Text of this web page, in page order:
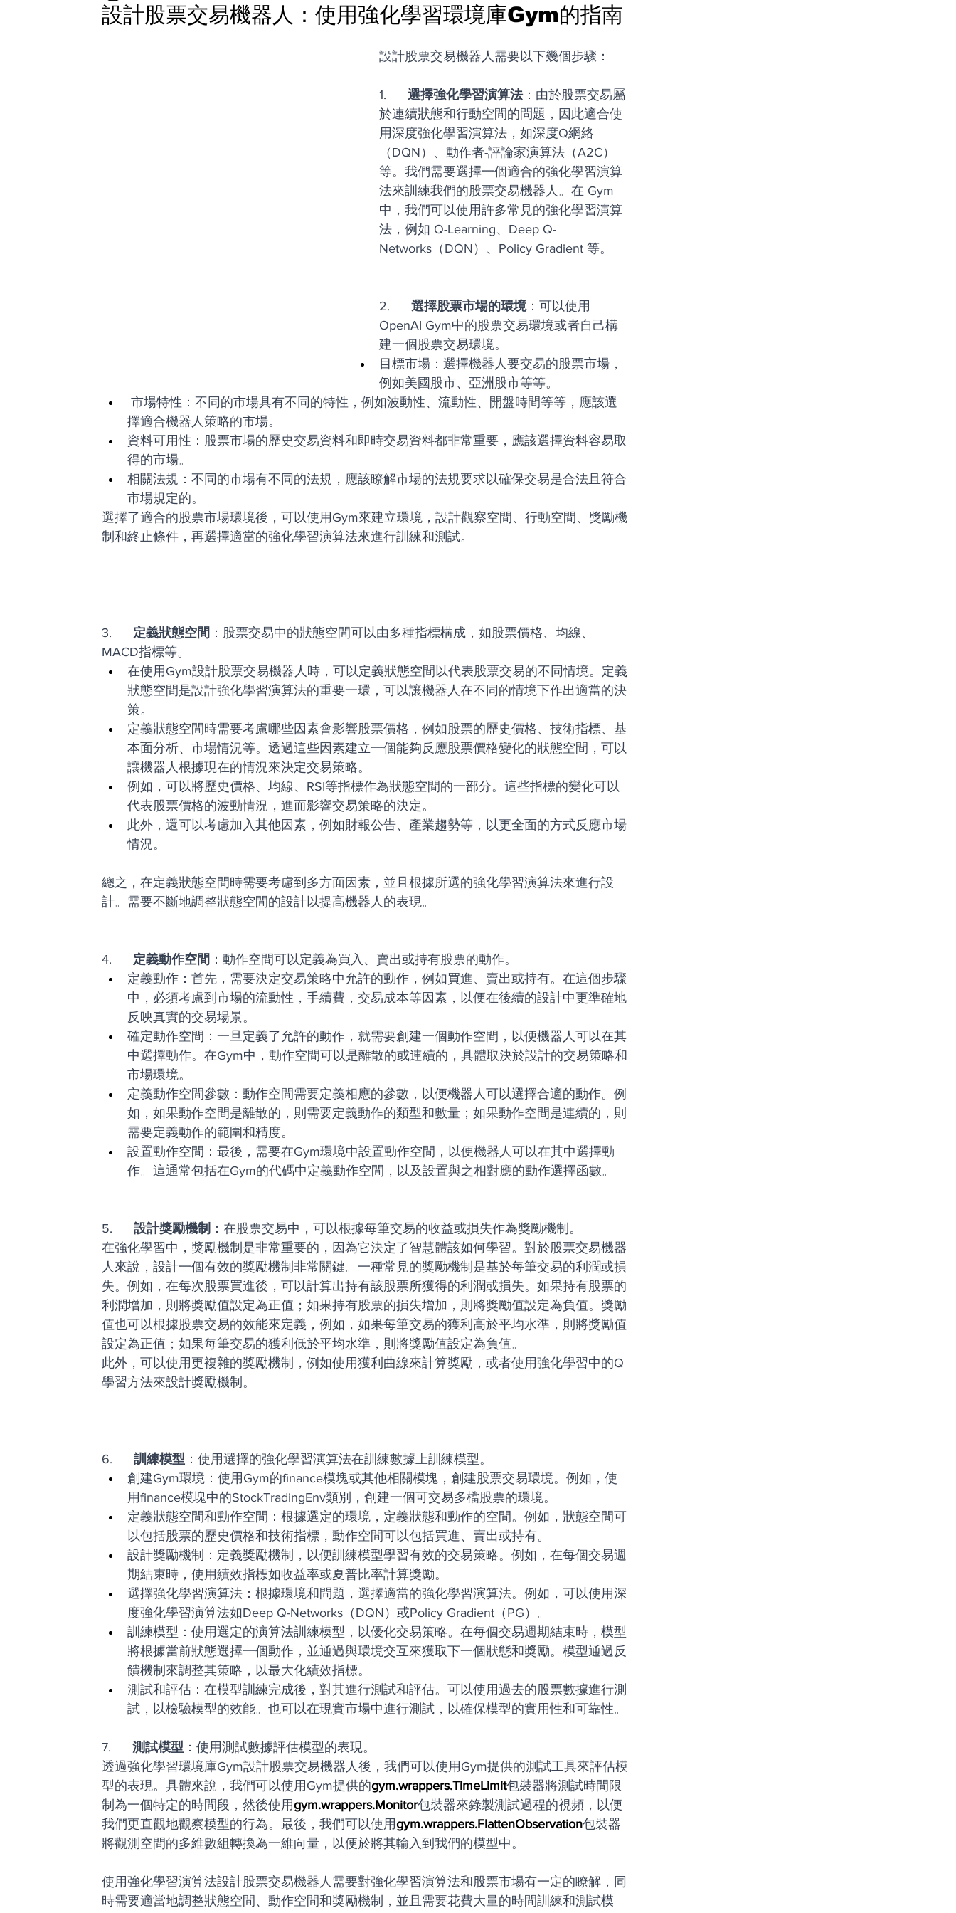
設計股票交易機器人：使用強化學習環境庫Gym的指南
設計股票交易機器人需要以下幾個步驟：
1. 選擇強化學習演算法：由於股票交易屬
於連續狀態和行動空間的問題，因此適合使
用深度強化學習演算法，如深度Q網絡
（DQN）、動作者-評論家演算法（A2C）
等。我們需要選擇一個適合的強化學習演算
法來訓練我們的股票交易機器人。在 Gym
中，我們可以使用許多常見的強化學習演算
法，例如 Q-Learning、Deep Q-
Networks（DQN）、Policy Gradient 等。
2. 選擇股票市場的環境：可以使用
OpenAI Gym中的股票交易環境或者自己構
建一個股票交易環境。
目標市場：選擇機器人要交易的股票市場，
例如美國股市、亞洲股市等等。
擇適合機器人策略的市場。
資料可用性：股票市場的歷史交易資料和即時交易資料都非常重要，應該選擇資料容易取
得的市場。
相關法規：不同的市場有不同的法規，應該瞭解市場的法規要求以確保交易是合法且符合
市場規定的。
選擇了適合的股票市場環境後，可以使用Gym來建立環境，設計觀察空間、行動空間、獎勵機
制和終止條件，再選擇適當的強化學習演算法來進行訓練和測試。
3.
  定義狀態空間
：股票交易中的狀態空間可以由多種指標構成，如股票價格、均線、
MACD指標等。
在使用Gym設計股票交易機器人時，可以定義狀態空間以代表股票交易的不同情境。定義
狀態空間是設計強化學習演算法的重要一環，可以讓機器人在不同的情境下作出適當的決
策。
定義狀態空間時需要考慮哪些因素會影響股票價格，例如股票的歷史價格、技術指標、基
本面分析、市場情況等。透過這些因素建立一個能夠反應股票價格變化的狀態空間，可以
讓機器人根據現在的情況來決定交易策略。
例如，可以將歷史價格、均線、RSI等指標作為狀態空間的一部分。這些指標的變化可以
代表股票價格的波動情況，進而影響交易策略的決定。
此外，還可以考慮加入其他因素，例如財報公告、產業趨勢等，以更全面的方式反應市場
情況。
總之，在定義狀態空間時需要考慮到多方面因素，並且根據所選的強化學習演算法來進行設
計。需要不斷地調整狀態空間的設計以提高機器人的表現。
4. 定義動作空間 ：動作空間可以定義為買入、賣出或持有股票的動作。
定義動作：首先，需要決定交易策略中允許的動作，例如買進、賣出或持有。在這個步驟
中，必須考慮到市場的流動性，手續費，交易成本等因素，以便在後續的設計中更準確地
反映真實的交易場景。
確定動作空間：一旦定義了允許的動作，就需要創建一個動作空間，以便機器人可以在其
中選擇動作。在Gym中，動作空間可以是離散的或連續的，具體取決於設計的交易策略和
市場環境。
定義動作空間參數：動作空間需要定義相應的參數，以便機器人可以選擇合適的動作。例
如，如果動作空間是離散的，則需要定義動作的類型和數量；如果動作空間是連續的，則
需要定義動作的範圍和精度。
設置動作空間：最後，需要在Gym環境中設置動作空間，以便機器人可以在其中選擇動
作。這通常包括在Gym的代碼中定義動作空間，以及設置與之相對應的動作選擇函數。
5. 設計獎勵機制 ：在股票交易中，可以根據每筆交易的收益或損失作為獎勵機制。
在強化學習中，獎勵機制是非常重要的，因為它決定了智慧體該如何學習。對於股票交易機器
人來說，設計一個有效的獎勵機制非常關鍵。一種常見的獎勵機制是基於每筆交易的利潤或損
失。例如，在每次股票買進後，可以計算出持有該股票所獲得的利潤或損失。如果持有股票的
利潤增加，則將獎勵值設定為正值；如果持有股票的損失增加，則將獎勵值設定為負值。獎勵
值也可以根據股票交易的效能來定義，例如，如果每筆交易的獲利高於平均水準，則將獎勵值
設定為正值；如果每筆交易的獲利低於平均水準，則將獎勵值設定為負值。
此外，可以使用更複雜的獎勵機制，例如使用獲利曲線來計算獎勵，或者使用強化學習中的Q
學習方法來設計獎勵機制。
6.
  訓練模型
：使用選擇的強化學習演算法在訓練數據上訓練模型。
創建Gym環境：使用Gym的finance模塊或其他相關模塊，創建股票交易環境。例如，使
用finance模塊中的StockTradingEnv類別，創建一個可交易多檔股票的環境。
定義狀態空間和動作空間：根據選定的環境，定義狀態和動作的空間。例如，狀態空間可
以包括股票的歷史價格和技術指標，動作空間可以包括買進、賣出或持有。
設計獎勵機制：定義獎勵機制，以便訓練模型學習有效的交易策略。例如，在每個交易週
期結束時，使用績效指標如收益率或夏普比率計算獎勵。
選擇強化學習演算法：根據環境和問題，選擇適當的強化學習演算法。例如，可以使用深
度強化學習演算法如Deep Q-Networks（DQN）或Policy Gradient（PG）。
訓練模型：使用選定的演算法訓練模型，以優化交易策略。在每個交易週期結束時，模型
將根據當前狀態選擇一個動作，並通過與環境交互來獲取下一個狀態和獎勵。模型通過反
饋機制來調整其策略，以最大化績效指標。
測試和評估：在模型訓練完成後，對其進行測試和評估。可以使用過去的股票數據進行測
試，以檢驗模型的效能。也可以在現實市場中進行測試，以確保模型的實用性和可靠性。
7. 測試模型 ：使用測試數據評估模型的表現。
透過強化學習環境庫Gym設計股票交易機器人後，我們可以使用Gym提供的測試工具來評估模
型的表現。具體來說，我們可以使用Gym提供的gym.wrappers.TimeLimit包裝器將測試時間限
制為一個特定的時間段，然後使用gym.wrappers.Monitor包裝器來錄製測試過程的視頻，以便
我們更直觀地觀察模型的行為。最後，我們可以使用gym.wrappers.FlattenObservation包裝器
將觀測空間的多維數組轉換為一維向量，以便於將其輸入到我們的模型中。
使用強化學習演算法設計股票交易機器人需要對強化學習演算法和股票市場有一定的瞭解，同
時需要適當地調整狀態空間、動作空間和獎勵機制，並且需要花費大量的時間訓練和測試模